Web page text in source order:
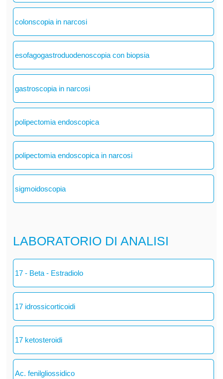
colonscopia in narcosi
esofagogastroduodenoscopia con biopsia
gastroscopia in narcosi
polipectomia endoscopica
polipectomia endoscopica in narcosi
sigmoidoscopia
LABORATORIO DI ANALISI
17 - Beta - Estradiolo
17 idrossicorticoidi
17 ketosteroidi
Ac. fenilgliossidico